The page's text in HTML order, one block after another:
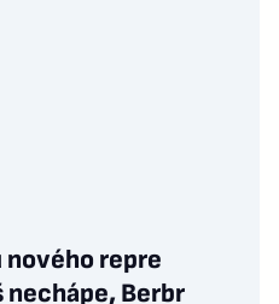
nového repre
Berbr